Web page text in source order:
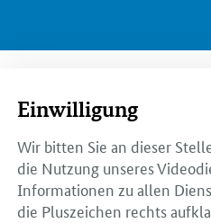
Einwilligung
Wir bitten Sie an dieser
die Nutzung unseres
Informationen zu allen
die Pluszeichen rechts